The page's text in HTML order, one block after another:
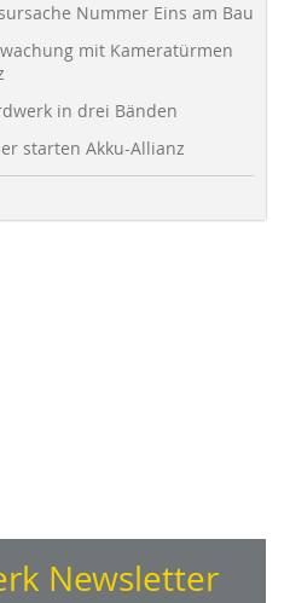
Nummer Eins am Bau
mit Kameratürmen
in drei Bänden
starten Akku-Allianz
Newsletter